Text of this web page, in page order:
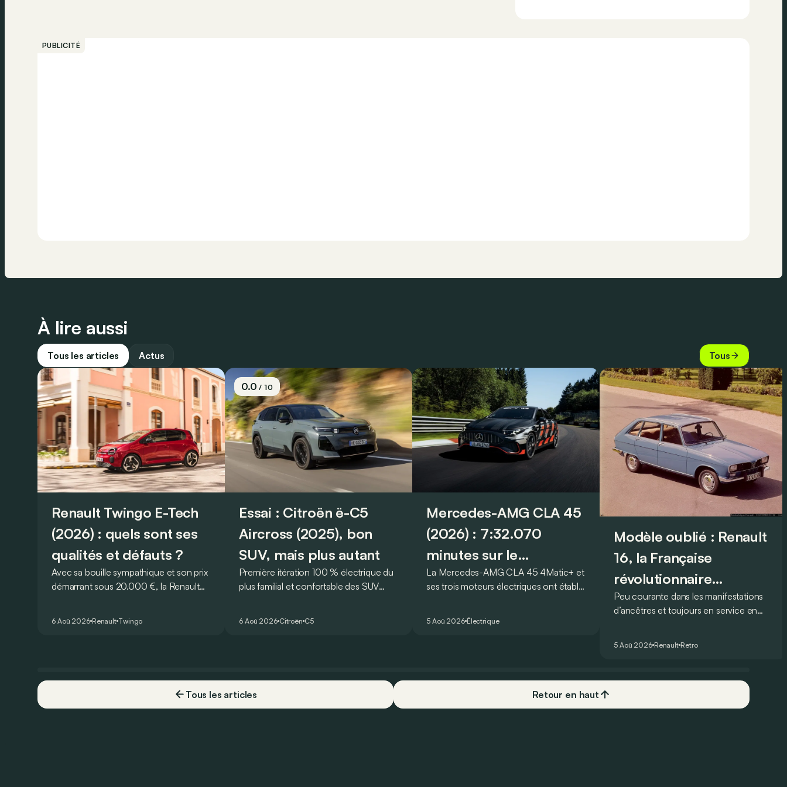
PUBLICITÉ
À lire aussi
Tous les articles Actus Tous
Renault Twingo E-Tech
(2026) : quels sont ses
qualités et défauts ?
Avec sa bouille sympathique et son prix
démarrant sous 20.000 €, la Renault
séduisantes du moment. Mais est-ce
6 Aoû 2026 Renault Twingo
0.0/ 10
Essai : Citroën ë-C5
Aircross (2025), bon
SUV, mais plus autant
Première itération 100 % électrique du
plus familial et confortable des SUV
6 Aoû 2026 Citroën C5
Mercedes-AMG CLA 45
(2026) : 7:32.070
minutes sur le
Nürburgring
La Mercedes-AMG CLA 45 4Matic+ et
ses trois moteurs électriques ont établi
5 Aoû 2026 Électrique
Modèle oublié : Renault
16, la Française
révolutionnaire
injustement méconnue !
Peu courante dans les manifestations
d’ancêtres et toujours en service en
5 Aoû 2026 Renault Retro
Tous les articles Retour en haut